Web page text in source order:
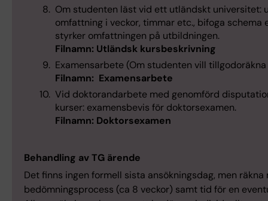
Om studenten läst vid ett utländskt universitet:
omfattning i veckor, timmar etc., bifoga schema
styrker omfattningen på utbildningen.
Filnamn: Utländsk kursbeskrivning
Examensarbete (Om studenten vill
Filnamn: Examensarbete
Vid doktorandarbete med genomförd
kurser: examensbevis för doktorsexamen.
Filnamn: Doktorsexamen
Behandling av TG ärende
Det finns ingen formell sista ansökningsdag, men
bedömningsprocess (ca 8 veckor) samt tid för en